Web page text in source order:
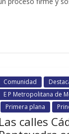
Comunidad
E P Metropolitana de
Primera plana
Las calles